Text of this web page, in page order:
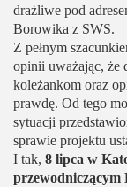
drażliwe pod
Borowika z SWS.
Z pełnym
opinii uważając, że
koleżankom oraz
prawdę. Od tego
sytuacji
sprawie projektu
I tak, 8 lipca w